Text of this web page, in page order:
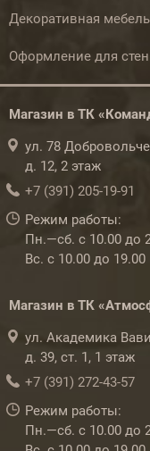
Декоративная мебель
Оформление для стен
Магазин в ТК
ул. 78
д. 12, 2 этаж
+7 (391) 205-19-91
Режим работы:
Пн.—сб. с 10.00 до
Вс. с 10.00 до 19.00
Магазин в ТК
ул. Академика
д. 39, ст. 1, 1 этаж
+7 (391) 272-43-57
Режим работы:
Пн.—сб. с 10.00 до